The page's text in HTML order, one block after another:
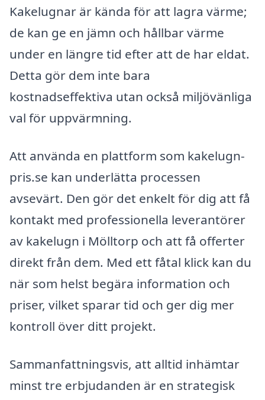
Kakelugnar är kända för att lagra värme;
de kan ge en jämn och hållbar värme
under en längre tid efter att de har eldat.
Detta gör dem inte bara
kostnadseffektiva utan också miljövänliga
val för uppvärmning.
Att använda en plattform som kakelugn-
pris.se kan underlätta processen
avsevärt. Den gör det enkelt för dig att få
kontakt med professionella leverantörer
av kakelugn i Mölltorp och att få offerter
direkt från dem. Med ett fåtal klick kan du
när som helst begära information och
priser, vilket sparar tid och ger dig mer
kontroll över ditt projekt.
Sammanfattningsvis, att alltid inhämtar
minst tre erbjudanden är en strategisk